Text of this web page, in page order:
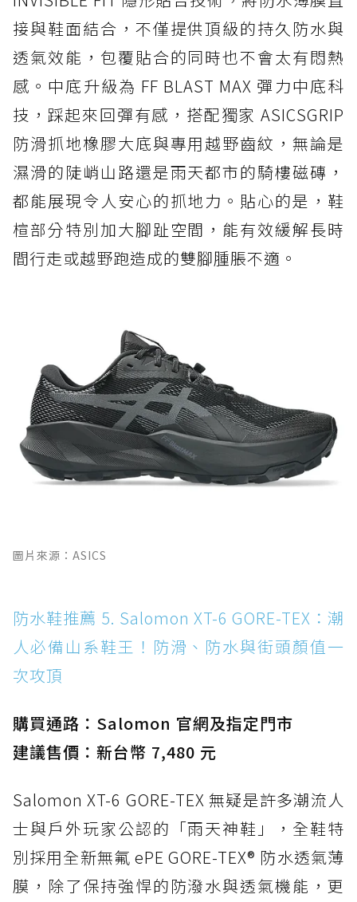
接與鞋面結合，不僅提供頂級的持久防水與
透氣效能，包覆貼合的同時也不會太有悶熱
感。中底升級為 FF BLAST MAX 彈力中底科
技，踩起來回彈有感，搭配獨家 ASICSGRIP
防滑抓地橡膠大底與專用越野齒紋，無論是
濕滑的陡峭山路還是雨天都市的騎樓磁磚，
都能展現令人安心的抓地力。貼心的是，鞋
楦部分特別加大腳趾空間，能有效緩解長時
間行走或越野跑造成的雙腳腫脹不適。
圖片來源：ASICS
防水鞋推薦 5. Salomon XT-6 GORE-TEX：潮
人必備山系鞋王！防滑、防水與街頭顏值一
次攻頂
購買通路：Salomon 官網及指定門市
建議售價：新台幣 7,480 元
Salomon XT-6 GORE-TEX 無疑是許多潮流人
士與戶外玩家公認的「雨天神鞋」，全鞋特
別採用全新無氟 ePE GORE-TEX® 防水透氣薄
膜，除了保持強悍的防潑水與透氣機能，更